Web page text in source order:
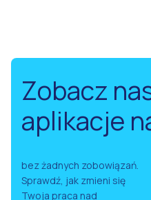
Zobacz
aplikacje
bez żadnych zobowiązań.
Sprawdź, jak zmieni się
Twoja praca nad